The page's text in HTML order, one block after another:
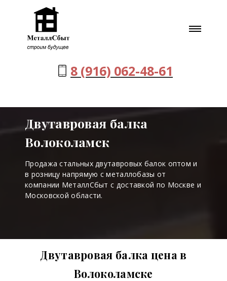
8 (916) 062-48-61
Двутавровая балка
Волоколамск
Продажа стальных двутавровых балок оптом и
в розницу напрямую с металлобазы от
компании МеталлСбыт с доставкой по Москве и
Московской области.
Двутавровая балка цена в
Волоколамске